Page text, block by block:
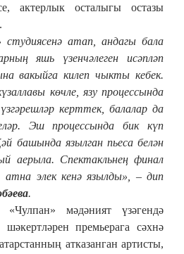
актерлык осталыгы остазы
.
студиясенә атап, андагы бала
яшьүзенчәлеген исәпләп
вакыйга килеп чыкты кебек.
көчле, язу процессында
керттек, балалар да
Эш процессында бик күп
башында язылган пьеса белән
аерыла. Спектакльнең финал
атна элек кенә язылды» , – дип
.
мәдәният үзәгендә
премьерага сәхнә
атказанган артисты,